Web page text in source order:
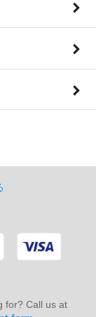
for? Call us at